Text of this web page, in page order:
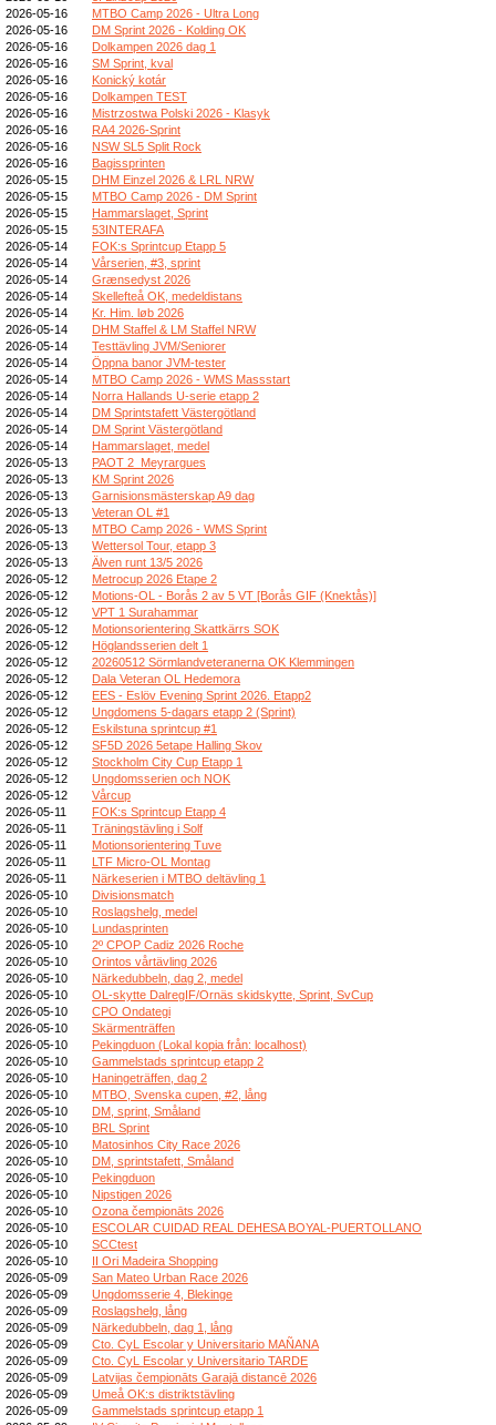
2026-05-16
MTBO Camp 2026 - Ultra Long
2026-05-16
DM Sprint 2026 - Kolding OK
2026-05-16
Dolkampen 2026 dag 1
2026-05-16
SM Sprint, kval
2026-05-16
Konický kotár
2026-05-16
Dolkampen TEST
2026-05-16
Mistrzostwa Polski 2026 - Klasyk
2026-05-16
RA4 2026-Sprint
2026-05-16
NSW SL5 Split Rock
2026-05-16
Bagissprinten
2026-05-15
DHM Einzel 2026 & LRL NRW
2026-05-15
MTBO Camp 2026 - DM Sprint
2026-05-15
Hammarslaget, Sprint
2026-05-15
53INTERAFA
2026-05-14
FOK:s Sprintcup Etapp 5
2026-05-14
Vårserien, #3, sprint
2026-05-14
Grænsedyst 2026
2026-05-14
Skellefteå OK, medeldistans
2026-05-14
Kr. Him. løb 2026
2026-05-14
DHM Staffel & LM Staffel NRW
2026-05-14
Testtävling JVM/Seniorer
2026-05-14
Öppna banor JVM-tester
2026-05-14
MTBO Camp 2026 - WMS Massstart
2026-05-14
Norra Hallands U-serie etapp 2
2026-05-14
DM Sprintstafett Västergötland
2026-05-14
DM Sprint Västergötland
2026-05-14
Hammarslaget, medel
2026-05-13
PAOT 2_Meyrargues
2026-05-13
KM Sprint 2026
2026-05-13
Garnisionsmästerskap A9 dag
2026-05-13
Veteran OL #1
2026-05-13
MTBO Camp 2026 - WMS Sprint
2026-05-13
Wettersol Tour, etapp 3
2026-05-13
Älven runt 13/5 2026
2026-05-12
Metrocup 2026 Etape 2
2026-05-12
Motions-OL - Borås 2 av 5 VT [Borås GIF (Knektås)]
2026-05-12
VPT 1 Surahammar
2026-05-12
Motionsorientering Skattkärrs SOK
2026-05-12
Höglandsserien delt 1
2026-05-12
20260512 Sörmlandveteranerna OK Klemmingen
2026-05-12
Dala Veteran OL Hedemora
2026-05-12
EES - Eslöv Evening Sprint 2026. Etapp2
2026-05-12
Ungdomens 5-dagars etapp 2 (Sprint)
2026-05-12
Eskilstuna sprintcup #1
2026-05-12
SF5D 2026 5etape Halling Skov
2026-05-12
Stockholm City Cup Etapp 1
2026-05-12
Ungdomsserien och NOK
2026-05-12
Vårcup
2026-05-11
FOK:s Sprintcup Etapp 4
2026-05-11
Träningstävling i Solf
2026-05-11
Motionsorientering Tuve
2026-05-11
LTF Micro-OL Montag
2026-05-11
Närkeserien i MTBO deltävling 1
2026-05-10
Divisionsmatch
2026-05-10
Roslagshelg, medel
2026-05-10
Lundasprinten
2026-05-10
2º CPOP Cadiz 2026 Roche
2026-05-10
Orintos vårtävling 2026
2026-05-10
Närkedubbeln, dag 2, medel
2026-05-10
OL-skytte DalregIF/Ornäs skidskytte, Sprint, SvCup
2026-05-10
CPO Ondategi
2026-05-10
Skärmenträffen
2026-05-10
Pekingduon (Lokal kopia från: localhost)
2026-05-10
Gammelstads sprintcup etapp 2
2026-05-10
Haningeträffen, dag 2
2026-05-10
MTBO, Svenska cupen, #2, lång
2026-05-10
DM, sprint, Småland
2026-05-10
BRL Sprint
2026-05-10
Matosinhos City Race 2026
2026-05-10
DM, sprintstafett, Småland
2026-05-10
Pekingduon
2026-05-10
Nipstigen 2026
2026-05-10
Ozona čempionāts 2026
2026-05-10
ESCOLAR CUIDAD REAL DEHESA BOYAL-PUERTOLLANO
2026-05-10
SCCtest
2026-05-10
II Ori Madeira Shopping
2026-05-09
San Mateo Urban Race 2026
2026-05-09
Ungdomsserie 4, Blekinge
2026-05-09
Roslagshelg, lång
2026-05-09
Närkedubbeln, dag 1, lång
2026-05-09
Cto. CyL Escolar y Universitario MAÑANA
2026-05-09
Cto. CyL Escolar y Universitario TARDE
2026-05-09
Latvijas čempionāts Garajā distancē 2026
2026-05-09
Umeå OK:s distriktstävling
2026-05-09
Gammelstads sprintcup etapp 1